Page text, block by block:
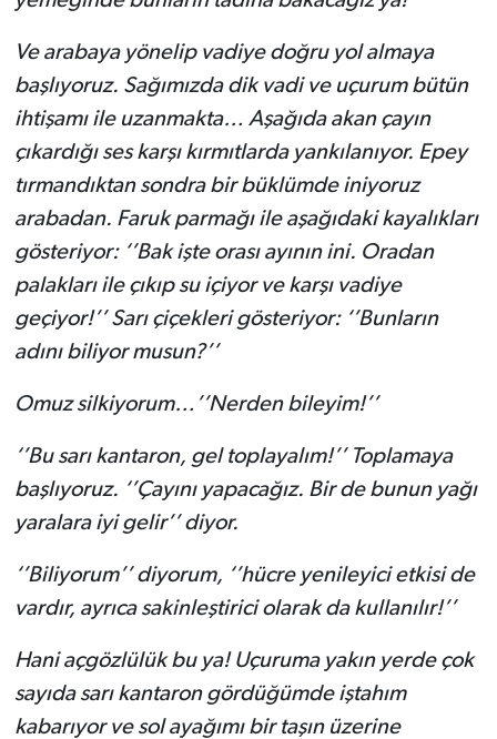
Ve arabaya yönelip vadiye doğru yol almaya
başlıyoruz. Sağımızda dik vadi ve uçurum bütün
ihtişamı ile uzanmakta… Aşağıda akan çayın
çıkardığı ses karşı kırmıtlarda yankılanıyor. Epey
tırmandıktan sondra bir büklümde iniyoruz
arabadan. Faruk parmağı ile aşağıdaki kayalıkları
gösteriyor: ‘’Bak işte orası ayının ini. Oradan
palakları ile çıkıp su içiyor ve karşı vadiye
geçiyor!’’ Sarı çiçekleri gösteriyor: ‘’Bunların
adını biliyor musun?’’
Omuz silkiyorum…’’Nerden bileyim!’’
‘’Bu sarı kantaron, gel toplayalım!’’ Toplamaya
başlıyoruz. ‘’Çayını yapacağız. Bir de bunun yağı
yaralara iyi gelir’’ diyor.
‘’Biliyorum’’ diyorum, ‘’hücre yenileyici etkisi de
vardır, ayrıca sakinleştirici olarak da kullanılır!’’
Hani açgözlülük bu ya! Uçuruma yakın yerde çok
sayıda sarı kantaron gördüğümde iştahım
kabarıyor ve sol ayağımı bir taşın üzerine